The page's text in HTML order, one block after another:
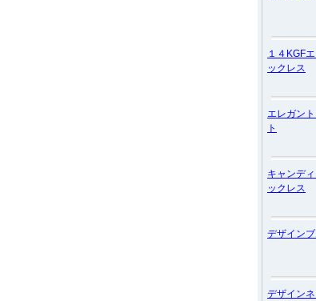
１４KGF
ックレス
エレガン
ト
キャンデ
ックレス
デザイン
デザイン